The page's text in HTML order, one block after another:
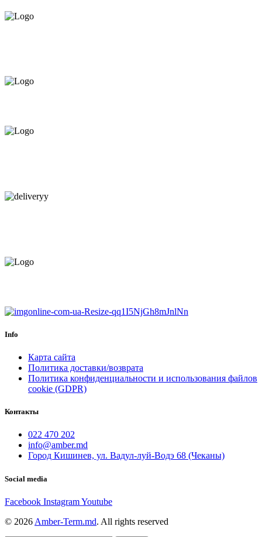
Info
Карта сайта
Политика доставки/возврата
Политика конфиденциальности и использования файлов
cookie (GDPR)
Контакты
022 470 202
info@amber.md
Город Кишинев, ул. Вадул-луй-Водэ 68 (Чеканы)
Social media
Facebook InstagramYoutube
© 2026 Amber-Term.md. All rights reserved